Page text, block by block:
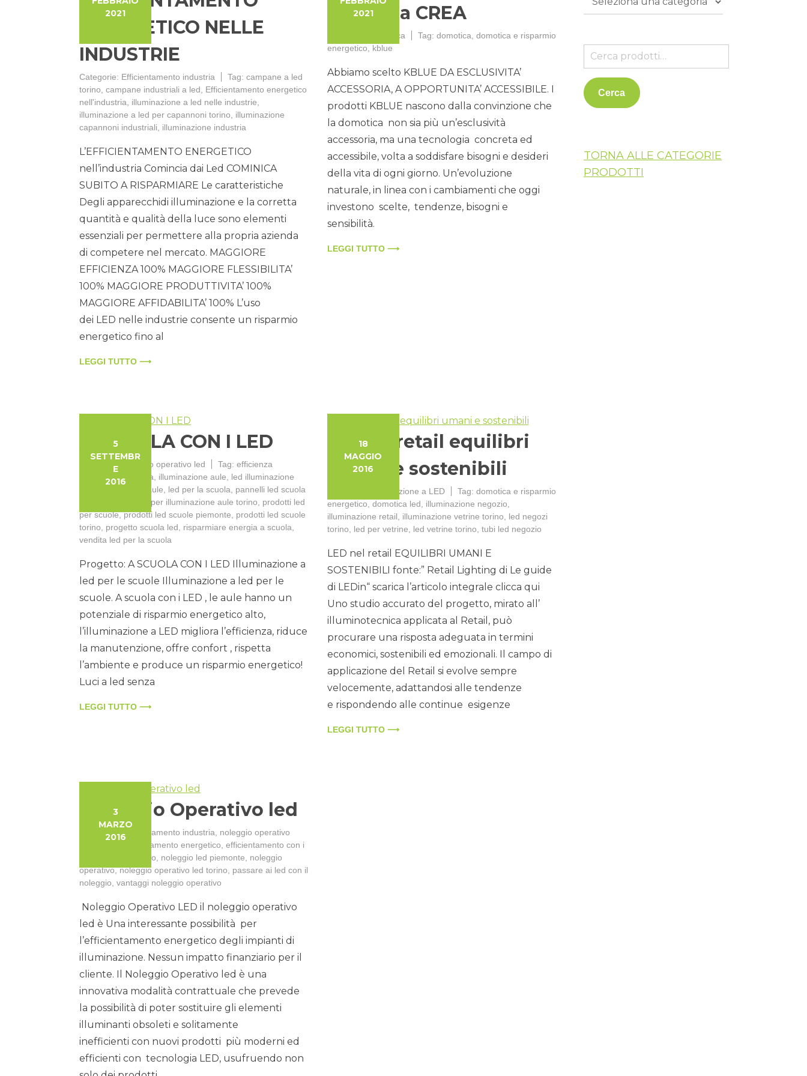
2021
ENERGETICO NELLE
INDUSTRIE
Categorie: Efficientamento industria Tag: campane a led
torino campane industriali a led
Efficientamento energetico
nell'industria
illuminazione a led nelle industrie
illuminazione a led per capannoni torino
illuminazione
capannoni industriali
illuminazione industria
L’EFFICIENTAMENTO ENERGETICO
nell’industria Comincia dai Led COMINICA
SUBITO A RISPARMIARE Le caratteristiche
Degli apparecchidi illuminazione e la corretta
quantità e qualità della luce sono elementi
essenziali per permettere alla propria azienda
di competere nel mercato. MAGGIORE
EFFICIENZA 100% MAGGIORE FLESSIBILITA’
100% MAGGIORE PRODUTTIVITA’ 100%
MAGGIORE AFFIDABILITA’ 100% L’uso
dei LED nelle industrie consente un risparmio
energetico fino al
LEGGI TUTTO ⟶
2021
scelta da CREA
Domotica Tag: domotica domotica e risparmio
energetico
kblue
Abbiamo scelto KBLUE DA ESCLUSIVITA’
ACCESSORIA, A OPPORTUNITA’ ACCESSIBILE. I
prodotti KBLUE nascono dalla convinzione che
la domotica non sia più un’esclusività
accessoria, ma una tecnologia concreta ed
accessibile, volta a soddisfare bisogni e desideri
della vita di ogni giorno. Un’evoluzione
naturale, in linea con i cambiamenti che oggi
investono scelte, tendenze, bisogni e
sensibilità.
LEGGI TUTTO ⟶
5
SETTEMBR
E
2016
A SCUOLA CON I LED
Categorie: noleggio operativo led Tag: efficienza
energetica a scuola
illuminazione aule
led illuminazione
led per aule led per la scuola
pannelli led scuola
prodotti led per illuminazione aule torino
prodotti led
per scuole,prodotti led scuole piemonte
prodotti led scuole
torino
progetto scuola led risparmiare energia a scuola
vendita led per la scuola
Progetto: A SCUOLA CON I LED Illuminazione a
led per le scuole Illuminazione a led per le
scuole. A scuola con i LED , le aule hanno un
potenziale di risparmio energetico alto,
l’illuminazione a LED migliora l’efficienza, riduce
la manutenzione, offre confort , rispetta
l’ambiente e produce un risparmio energetico!
Luci a led senza
LEGGI TUTTO ⟶
18
MAGGIO
2016
led nel retail equilibri
umani e sostenibili
Illuminazione a LED Tag: domotica e risparmio
energetico domotica led illuminazione negozio
illuminazione retail
illuminazione vetrine torino
led negozi
torino
led per vetrine led vetrine torino tubi led negozio
LED nel retail EQUILIBRI UMANI E
SOSTENIBILI fonte:” Retail Lighting di Le guide
di LEDin“ scarica l’articolo integrale clicca qui
Uno studio accurato del progetto, mirato all’
illuminotecnica applicata al Retail, può
procurare una risposta adeguata in termini
economici, sostenibili ed emozionali. Il campo di
applicazione del Retail si evolve sempre
velocemente, adattandosi alle tendenze
e rispondendo alle continue esigenze
LEGGI TUTTO ⟶
3
MARZO
2016
Noleggio Operativo led
Categorie:Efficientamento industria
noleggio operativo
efficentamento energetico efficientamento con i
led a costo zero noleggio led piemonte
noleggio
operativo,noleggio operativo led torino
passare ai led con il
noleggio vantaggi noleggio operativo
Noleggio Operativo LED il noleggio operativo
led è Una interessante possibilità per
l’efficientamento energetico degli impianti di
illuminazione. Nessun impatto finanziario per il
cliente. Il Noleggio Operativo led è una
innovativa modalità contrattuale che prevede
la possibilità di poter sostituire gli elementi
illuminanti obsoleti e solitamente
inefficienti con nuovi prodotti più moderni ed
efficienti con tecnologia LED, usufruendo non
Cerca
TORNA ALLE CATEGORIE
PRODOTTI